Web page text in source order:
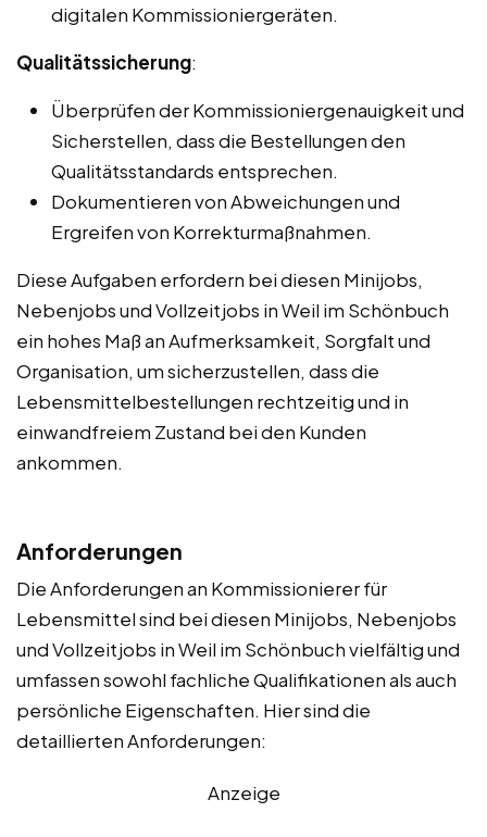
digitalen Kommissioniergeräten.
Qualitätssicherung:
Überprüfen der Kommissioniergenauigkeit und
Sicherstellen, dass die Bestellungen den
Qualitätsstandards entsprechen.
Dokumentieren von Abweichungen und
Ergreifen von Korrekturmaßnahmen.
Diese Aufgaben erfordern bei diesen Minijobs,
Nebenjobs und Vollzeitjobs in Weil im Schönbuch
ein hohes Maß an Aufmerksamkeit, Sorgfalt und
Organisation, um sicherzustellen, dass die
Lebensmittelbestellungen rechtzeitig und in
einwandfreiem Zustand bei den Kunden
ankommen.
Anforderungen
Die Anforderungen an Kommissionierer für
Lebensmittel sind bei diesen Minijobs, Nebenjobs
und Vollzeitjobs in Weil im Schönbuch vielfältig und
umfassen sowohl fachliche Qualifikationen als auch
persönliche Eigenschaften. Hier sind die
detaillierten Anforderungen:
Anzeige